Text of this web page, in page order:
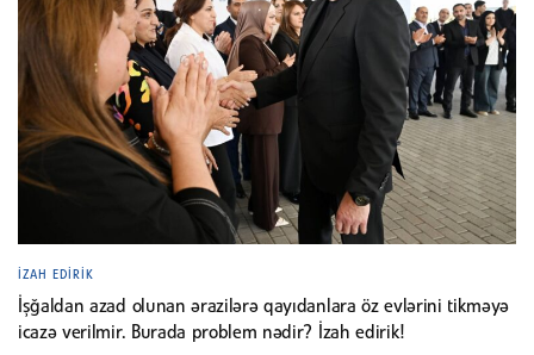
İZAH EDIRIK
İşğaldan azad olunan ərazilərə qayıdanlara öz evlərini tikməyə
icazə verilmir. Burada problem nədir? İzah edirik!